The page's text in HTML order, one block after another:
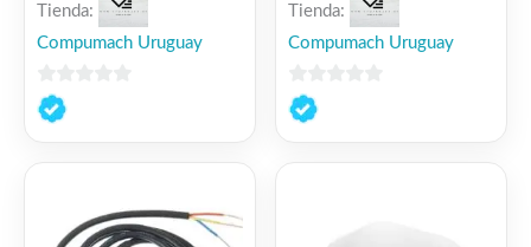
Tienda:
Compumach Uruguay
0
de
Tienda:
Compumach Uruguay
0
de